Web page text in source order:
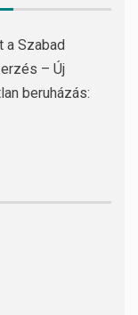
a Szabad
– Új
beruházás: